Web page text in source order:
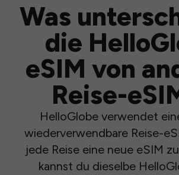
Was
die
eSIM von
Reise-
HelloGlobe verwendet
wiederverwendbare Reise-
jede Reise eine neue eSIM
kannst du dieselbe